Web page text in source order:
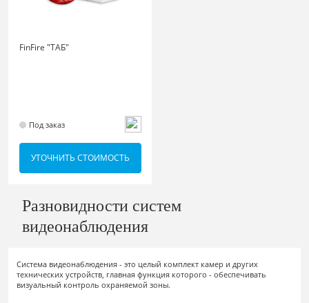
FinFire "ТАБ"
Под заказ
УТОЧНИТЬ СТОИМОСТЬ
Разновидности систем
видеонаблюдения
Система видеонаблюдения - это целый комплект камер и других
технических устройств, главная функция которого - обеспечивать
визуальный контроль охраняемой зоны.